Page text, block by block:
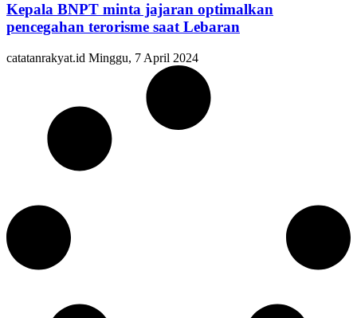
Kepala BNPT minta jajaran optimalkan
pencegahan terorisme saat Lebaran
catatanrakyat.id Minggu, 7 April 2024